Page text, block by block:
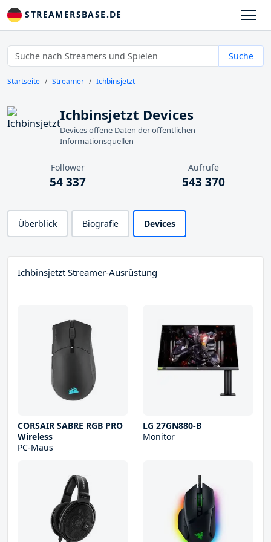
STREAMERSBASE.DE
Suche
Startseite Streamer Ichbinsjetzt
Ichbinsjetzt Devices
Devices offene Daten der öffentlichen
Informationsquellen
Follower
54 337
Aufrufe
543 370
Überblick Biografie Devices
Ichbinsjetzt Streamer-Ausrüstung
CORSAIR SABRE RGB PRO
Wireless
PC-Maus
LG 27GN880-B
Monitor